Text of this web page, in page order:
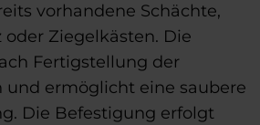
vorhandene Schächte,
oder Ziegelkästen. Die
Fertigstellung der
und ermöglicht eine saubere
Die Befestigung erfolgt